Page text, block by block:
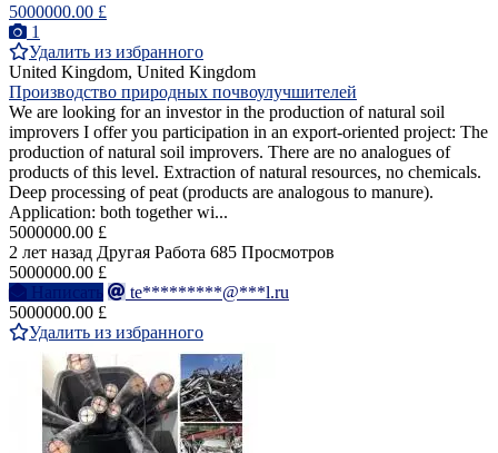
5000000.00 £
1
Удалить из избранного
United Kingdom, United Kingdom
Производство природных почвоулучшителей
We are looking for an investor in the production of natural soil
improvers I offer you participation in an export-oriented project: The
production of natural soil improvers. There are no analogues of
products of this level. Extraction of natural resources, no chemicals.
Deep processing of peat (products are analogous to manure).
Application: both together wi...
5000000.00 £
2 лет назад Другая Работа 685 Просмотров
5000000.00 £
Написать
te*********@***l.ru
5000000.00 £
Удалить из избранного